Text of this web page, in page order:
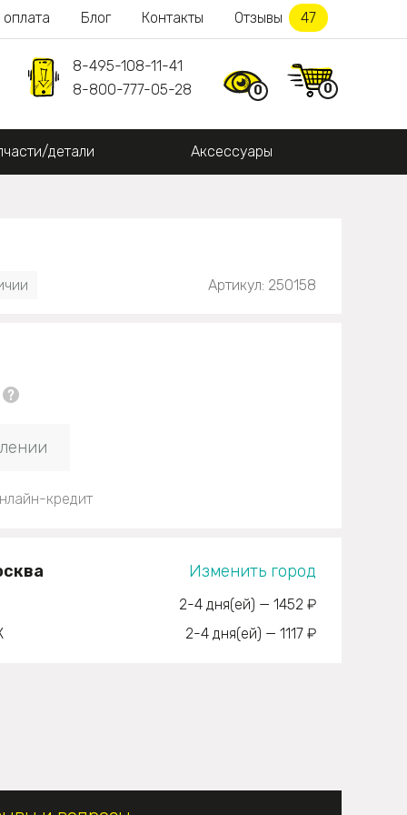
Блог Контакты Отзывы 47
8-495-108-11-41
8-800-777-05-28
0 0
детали Аксессуары
Артикул: 250158
кредит
Изменить город
1452 ₽
—
2-4 дня(ей)
1117 ₽
—
2-4 дня(ей)